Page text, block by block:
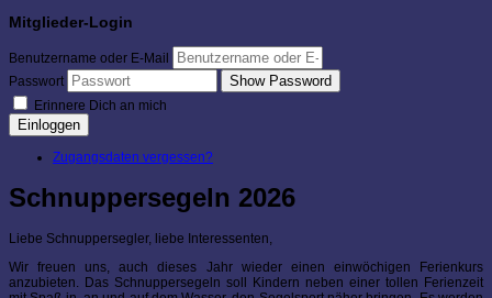
Mitglieder-Login
Benutzername oder E-Mail
Passwort
Show Password
Erinnere Dich an mich
Einloggen
Zugangsdaten vergessen?
Schnuppersegeln 2026
Liebe Schnuppersegler, liebe Interessenten,
Wir freuen uns, auch dieses Jahr wieder einen einwöchigen Ferienkurs
anzubieten. Das Schnuppersegeln soll Kindern neben einer tollen Ferienzeit